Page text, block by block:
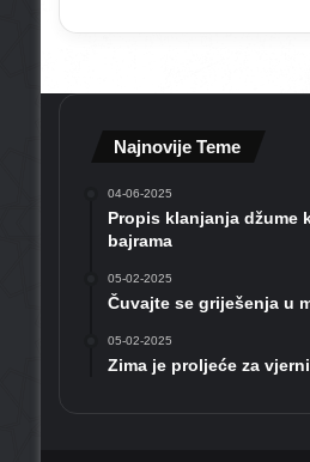
Najnovije Teme
04-06-2025
Propis klanjanja džume
bajrama
05-02-2025
Čuvajte se griješenja u
05-02-2025
Zima je proljeće za